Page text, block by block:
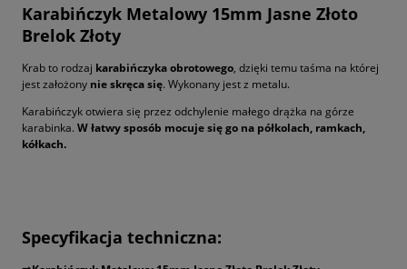
Karabińczyk Metalowy 15mm Jasne Złoto
Brelok Złoty
Krab to rodzaj karabińczyka obrotowego, dzięki temu taśma na której
jest założony nie skręca się. Wykonany jest z metalu.
Karabińczyk otwiera się przez odchylenie małego drążka na górze
karabinka. W łatwy sposób mocuje się go na półkolach, ramkach,
kółkach.
Specyfikacja techniczna: